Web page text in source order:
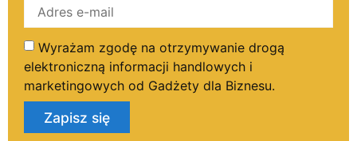
Wyrażam zgodę na otrzymywanie drogą
elektroniczną informacji handlowych i
marketingowych od Gadżety dla Biznesu.
Zapisz się